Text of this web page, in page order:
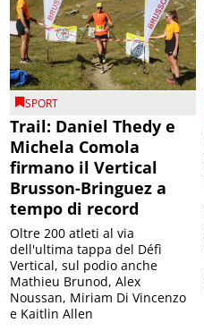
SPORT
Trail: Daniel Thedy e
Michela Comola
firmano il Vertical
Brusson-Bringuez a
tempo di record
Oltre 200 atleti al via
dell'ultima tappa del Défì
Vertical, sul podio anche
Mathieu Brunod, Alex
Noussan, Miriam Di Vincenzo
e Kaitlin Allen